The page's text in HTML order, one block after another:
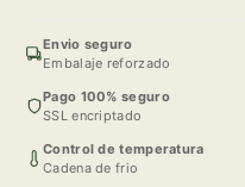
Envio seguro
Embalaje reforzado
Pago 100% seguro
SSL encriptado
Control de temperatura
Cadena de frio